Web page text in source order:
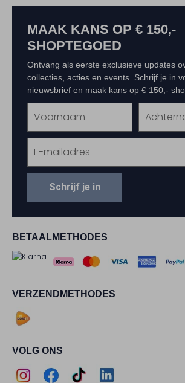
BETAALMETHODES
VERZENDMETHODES
VOLG ONS
MAAK KANS OP € 150,-
SHOPTEGOED
Ontvang als eerste exclusieve updates
collecties, acties en events. Schrijf je in
nieuwsbrief en maak kans op € 150,-
Schrijf je in